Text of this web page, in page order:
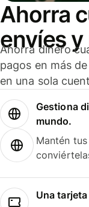
Ahorra
envíes
Ahorra dinero
pagos en más
en una sola
Gestiona
mundo.
Mantén
Una